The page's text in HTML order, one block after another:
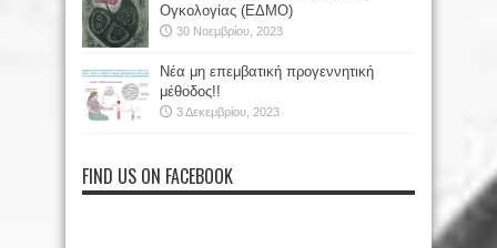
Ογκολογίας (ΕΔΜΟ)
30 Νοεμβρίου, 2023
Νέα μη επεμβατική προγεννητική
μέθοδος!!
3 Δεκεμβρίου, 2023
FIND US ON FACEBOOK